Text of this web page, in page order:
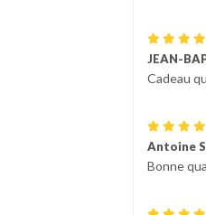
JEAN-
Cadeau
Antoine S
Bonne